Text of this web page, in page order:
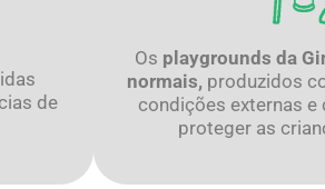
de
Os playgrounds da
normais, produzidos
condições externas
proteger as